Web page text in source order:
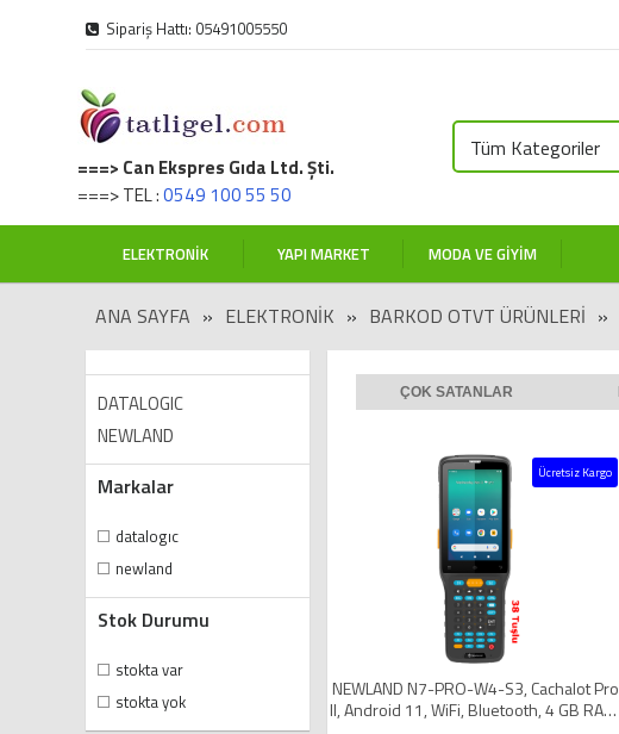
Sipariş Hattı: 05491005550
===> Can Ekspres Gıda Ltd. Şti.
===> TEL :0549 100 55 50
Tüm Kategoriler
ELEKTRONIK YAPI MARKET MODA VE GIYIM
ANA SAYFA » ELEKTRONIK » BARKOD OTVT ÜRÜNLERİ »
DATALOGIC
NEWLAND
Markalar
datalogic
newland
Stok Durumu
stokta var
stokta yok
ÇOK SATANLAR
Ücretsiz Kargo
NEWLAND N7-PRO-W4-S3, Cachalot Pro
II, Android 11, WiFi, Bluetooth, 4 GB RAM,